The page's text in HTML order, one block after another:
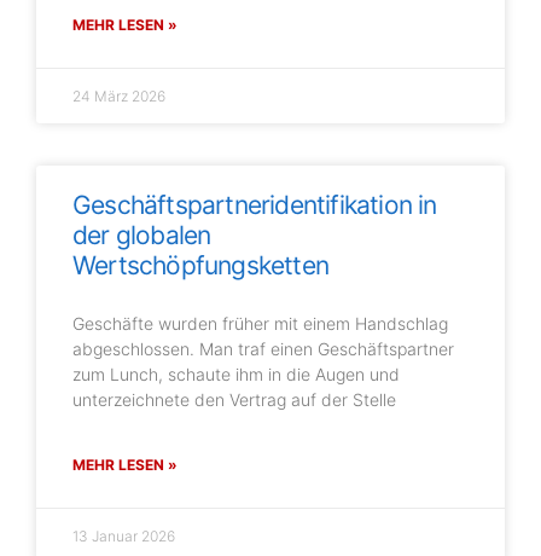
MEHR LESEN »
24 März 2026
Geschäftspartneridentifikation in
der globalen
Wertschöpfungsketten
Geschäfte wurden früher mit einem Handschlag
abgeschlossen. Man traf einen Geschäftspartner
zum Lunch, schaute ihm in die Augen und
unterzeichnete den Vertrag auf der Stelle
MEHR LESEN »
13 Januar 2026